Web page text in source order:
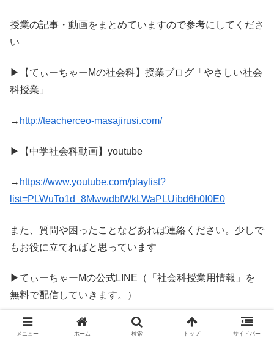
授業の記事・動画をまとめていますので参考にしてくださ
い
▶【てぃーちゃーMの社会科】授業ブログ「やさしい社会
科授業」
→ http://teacherceo-masajirusi.com/
▶【中学社会科動画】youtube
→ https://www.youtube.com/playlist?
list=PLWuTo1d_8MwwdbfWkLWaPLUibd6h0I0E0
また、質問や困ったことなどあれば連絡ください。少しで
もお役に立てればと思っています
▶てぃーちゃーMの公式LINE（「社会科授業用情報」を
無料で配信していきます。）
https://line.me/ti/p/nRadGVe342
メニュー ホーム 検索 トップ サイドバー